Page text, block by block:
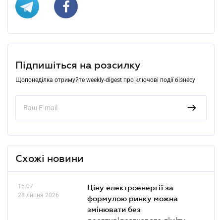
Підпишіться на розсилку
Щопонеділка отримуйте weekly-digest про ключові події бізнесу
Схожі новини
15.07
28 липня 2026
Ціну електроенергії за
формулою ринку можна
змінювати без